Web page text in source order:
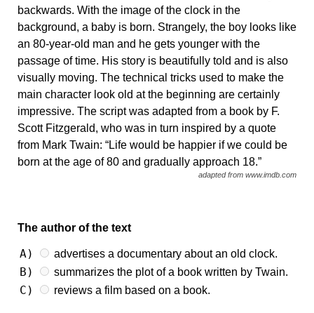
backwards. With the image of the clock in the
background, a baby is born. Strangely, the boy looks like
an 80-year-old man and he gets younger with the
passage of time. His story is beautifully told and is also
visually moving. The technical tricks used to make the
main character look old at the beginning are certainly
impressive. The script was adapted from a book by F.
Scott Fitzgerald, who was in turn inspired by a quote
from Mark Twain: “Life would be happier if we could be
born at the age of 80 and gradually approach 18.”
adapted from www.imdb.com
The author of the text
A) advertises a documentary about an old clock.
B) summarizes the plot of a book written by Twain.
C) reviews a film based on a book.